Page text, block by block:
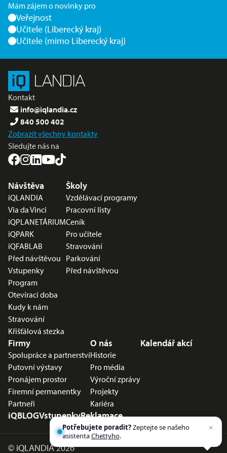
Mám zájem o novinky pro
Veřejnost
Učitele (Liberecký kraj)
Učitele (mimo Liberecký kraj)
Kontakt
info@iqlandia.cz
840 500 402
Zobrazit všechny kontakty
Sledujte nás na
Nabídka v zápatí
Návštěva
iQLANDIA
Via da Vinci
iQPLANETÁRIUM
iQPARK
iQFABLAB
Před návštěvou
Vstupenky
Program
Otevírací doba
Kudy k nám
Stravování
Křišťálová stezka
Školy
Vzdělávací programy
Pracovní listy
Ceník
Pro učitele
Stravování
Parkování
Před návštěvou
Firmy
Spolupráce a partnerství
Putovní výstavy
Pronájem prostor
Firemní permanentky
Partneři
O nás
Historie
Pro média
Výroční zprávy
Projekty
Kariéra
Kalendář akcí
iQBLOGVstupenkyReklamace
© iQLANDIA 2026
Potřebujete poradit?Zeptejte se našeho
asistentaChettyho.